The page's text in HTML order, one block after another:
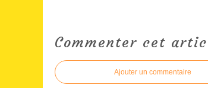
Commenter cet
Ajouter un commentaire